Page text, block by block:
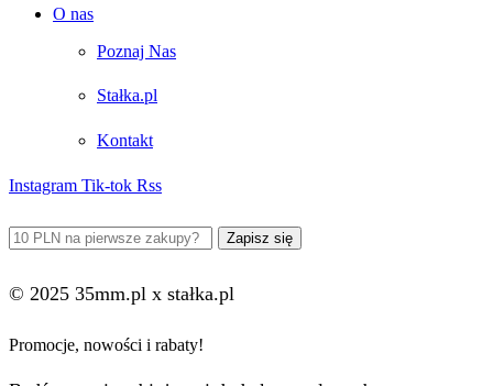
O nas
Poznaj Nas
Stałka.pl
Kontakt
Instagram Tik-tok Rss
© 2025 35mm.pl x stałka.pl
Promocje, nowości i rabaty!